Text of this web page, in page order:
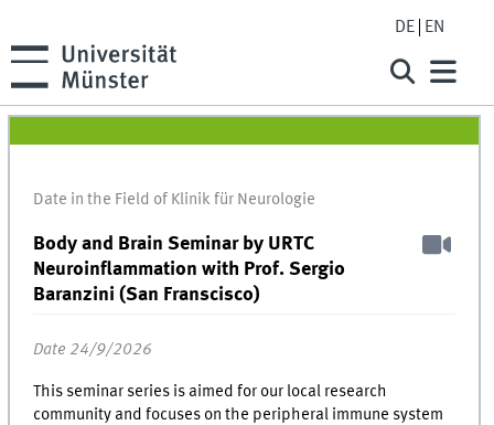
DE EN
Date in the Field of Klinik für Neurologie
Body and Brain Seminar by URTC
Neuroinflammation with Prof. Sergio
Baranzini (San Franscisco)
Date 24/9/2026
This seminar series is aimed for our local research
community and focuses on the peripheral immune system